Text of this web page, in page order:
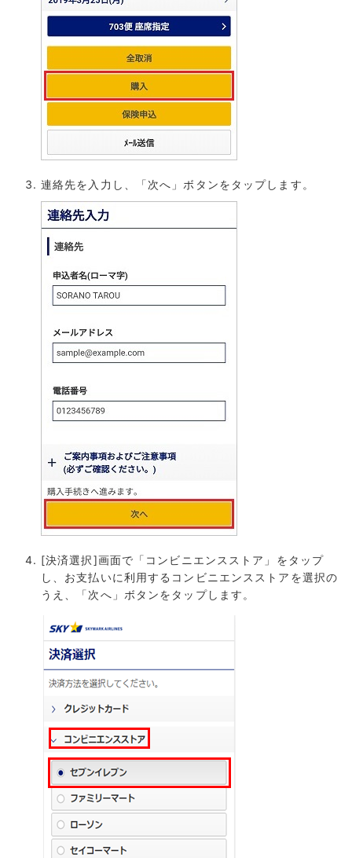
連絡先を入力し、「次へ」ボタンをタップします。
[決済選択]画面で「コンビニエンスストア」をタップ
し、お支払いに利用するコンビニエンスストアを選択の
うえ、「次へ」ボタンをタップします。